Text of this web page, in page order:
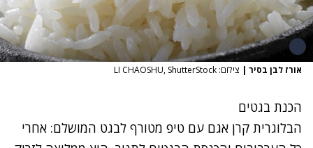
אורז לבן בסיר | צילום: LI CHAOSHU, ShutterStock
הכנת בגטים
הבלוגרית קרן אגם עם טיפ מטורף לבגט המושלם: אחרי